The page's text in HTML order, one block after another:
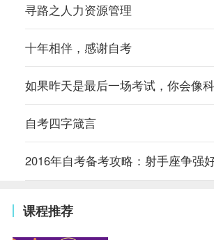
寻路之人力资源管理
十年相伴，感谢自考
如果昨天是最后一场考试，你会像
自考四字箴言
2016年自考备考攻略：射手座争强
课程推荐